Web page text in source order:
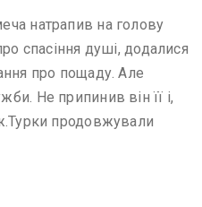
натрапив на голову
спасіння душі, додалися
про пощаду. Але
Не припинив він її і,
продовжували